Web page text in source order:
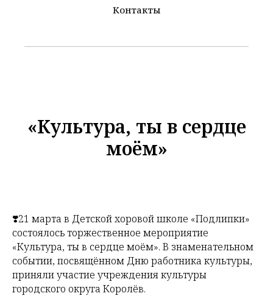
Контакты
«Культура, ты в сердце
моём»
❣️21 марта в Детской хоровой школе «Подлипки»
состоялось торжественное мероприятие
«Культура, ты в сердце моём». В знаменательном
событии, посвящённом Дню работника культуры,
приняли участие учреждения культуры
городского округа Королёв.